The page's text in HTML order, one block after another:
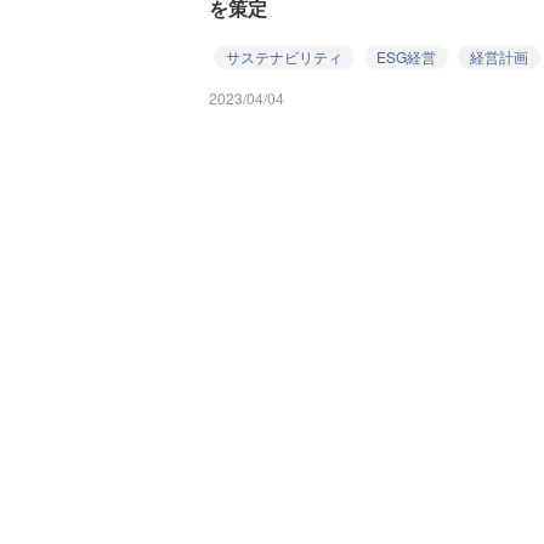
を策定
サステナビリティ ESG経営
経営計画
2023/04/04